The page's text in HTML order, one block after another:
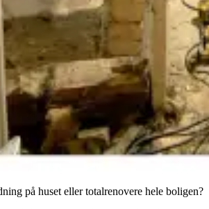
på huset eller totalrenovere hele boligen?